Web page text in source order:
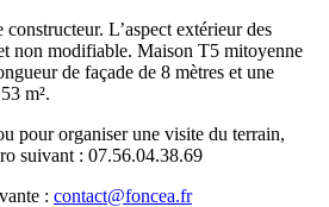
L’aspect extérieur des
non modifiable. Maison T5 mitoyenne
de façade de 8 mètres et une
m².
pour organiser une visite du terrain,
suivant : 07.56.04.38.69
: contact@foncea.fr